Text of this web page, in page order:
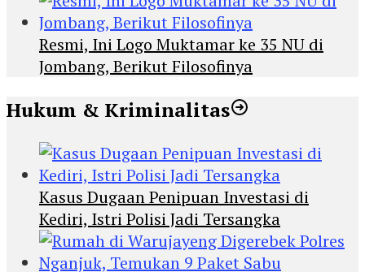
Resmi, Ini Logo Muktamar ke 35 NU di
Jombang, Berikut Filosofinya
Hukum & Kriminalitas
Kasus Dugaan Penipuan Investasi di
Kediri, Istri Polisi Jadi Tersangka